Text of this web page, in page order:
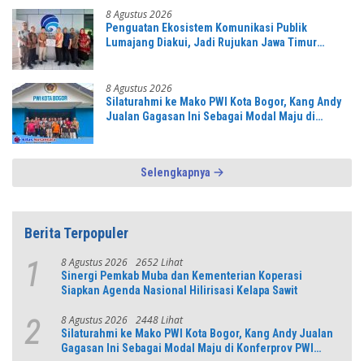
8 Agustus 2026
Penguatan Ekosistem Komunikasi Publik
Lumajang Diakui, Jadi Rujukan Jawa Timur
8 Agustus 2026
Silaturahmi ke Mako PWI Kota Bogor, Kang Andy
Jualan Gagasan Ini Sebagai Modal Maju di
Selengkapnya
Berita Terpopuler
1 8 Agustus 2026 2652 Lihat
Sinergi Pemkab Muba dan Kementerian Koperasi
Siapkan Agenda Nasional Hilirisasi Kelapa Sawit
2 8 Agustus 2026 2448 Lihat
Silaturahmi ke Mako PWI Kota Bogor, Kang Andy Jualan
Gagasan Ini Sebagai Modal Maju di Konferprov PWI